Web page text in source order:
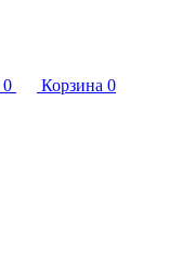
0 Корзина 0